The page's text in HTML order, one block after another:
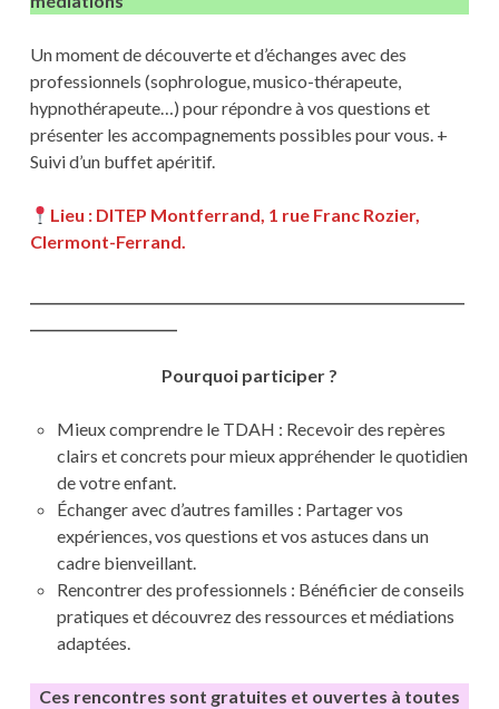
Un moment de découverte et d’échanges avec des
professionnels (sophrologue, musico-thérapeute,
hypnothérapeute…) pour répondre à vos questions et
présenter les accompagnements possibles pour vous. +
Suivi d’un buffet apéritif.
Lieu : DITEP Montferrand, 1 rue Franc Rozier,
Clermont-Ferrand.
Pourquoi participer ?
Mieux comprendre le TDAH : Recevoir des repères
clairs et concrets pour mieux appréhender le quotidien
de votre enfant.
Échanger avec d’autres familles : Partager vos
expériences, vos questions et vos astuces dans un
cadre bienveillant.
Rencontrer des professionnels : Bénéficier de conseils
pratiques et découvrez des ressources et médiations
adaptées.
Ces rencontres sont gratuites et ouvertes à toutes